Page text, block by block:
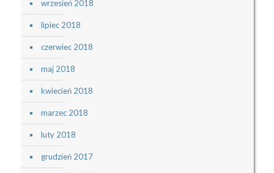
wrzesień 2018
lipiec 2018
czerwiec 2018
maj 2018
kwiecień 2018
marzec 2018
luty 2018
grudzień 2017